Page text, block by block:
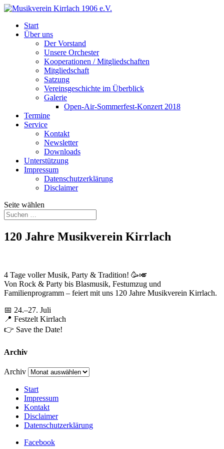
Start
Über uns
Der Vorstand
Unsere Orchester
Kooperationen / Mitgliedschaften
Mitgliedschaft
Satzung
Vereinsgeschichte im Überblick
Galerie
Open-Air-Sommerfest-Konzert 2018
Termine
Service
Kontakt
Newsletter
Downloads
Unterstützung
Impressum
Datenschutzerklärung
Disclaimer
Seite wählen
120 Jahre Musikverein Kirrlach
4 Tage voller Musik, Party & Tradition! 🥳🎺
Von Rock & Party bis Blasmusik, Festumzug und
Familienprogramm – feiert mit uns 120 Jahre Musikverein Kirrlach.
📅 24.–27. Juli
📍 Festzelt Kirrlach
👉 Save the Date!
Archiv
Archiv
Start
Impressum
Kontakt
Disclaimer
Datenschutzerklärung
Facebook